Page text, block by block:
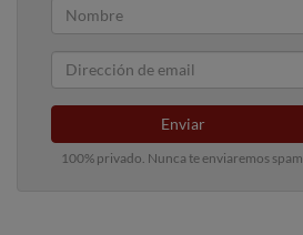
Enviar
100% privado. Nunca te enviaremos spam.